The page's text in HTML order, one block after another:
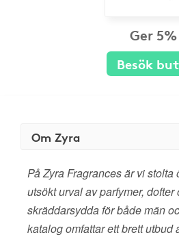
Ger 5%
Besök
Om Zyra
På Zyra Fragrances är vi stolta
utsökt urval av parfymer,
skräddarsydda för både män
katalog omfattar ett brett utbud